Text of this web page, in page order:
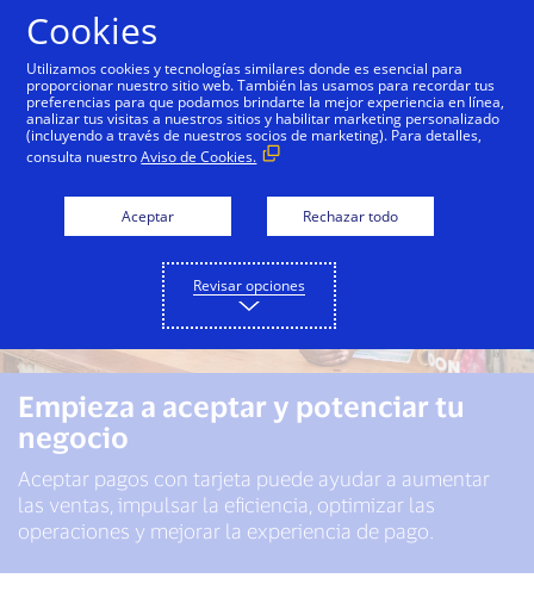
Empieza a aceptar y potenciar tu
negocio
Aceptar pagos con tarjeta puede ayudar a aumentar
las ventas, impulsar la eficiencia, optimizar las
operaciones y mejorar la experiencia de pago.
Cookies
Utilizamos cookies y tecnologías similares donde es esencial para
proporcionar nuestro sitio web. También las usamos para recordar tus
preferencias para que podamos brindarte la mejor experiencia en línea,
analizar tus visitas a nuestros sitios y habilitar marketing personalizado
(incluyendo a través de nuestros socios de marketing). Para detalles,
consulta nuestroAviso de Cookies.
Aceptar Rechazar todo
Revisar opciones